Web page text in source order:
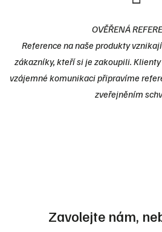
OVĚŘENÁ
Reference na naše produkty
zákazníky, kteří si je zakoupili.
vzájemné komunikaci připravíme
zveřejněním
Zavolejte nám,